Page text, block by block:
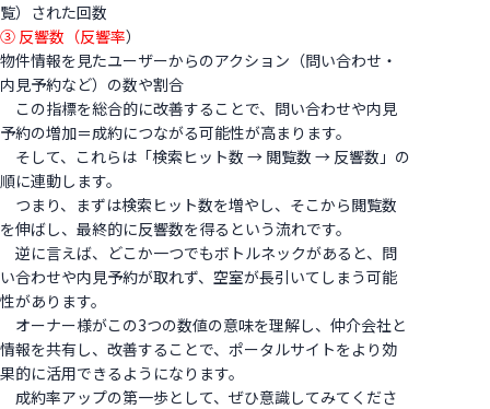
覧）された回数
③ 反響数（反響率）
物件情報を見たユーザーからのアクション（問い合わせ・
内見予約など）の数や割合
この指標を総合的に改善することで、問い合わせや内見
予約の増加＝成約につながる可能性が高まります。
そして、これらは「検索ヒット数 → 閲覧数 → 反響数」の
順に連動します。
つまり、まずは検索ヒット数を増やし、そこから閲覧数
を伸ばし、最終的に反響数を得るという流れです。
逆に言えば、どこか一つでもボトルネックがあると、問
い合わせや内見予約が取れず、空室が長引いてしまう可能
性があります。
オーナー様がこの3つの数値の意味を理解し、仲介会社と
情報を共有し、改善することで、ポータルサイトをより効
果的に活用できるようになります。
成約率アップの第一歩として、ぜひ意識してみてくださ